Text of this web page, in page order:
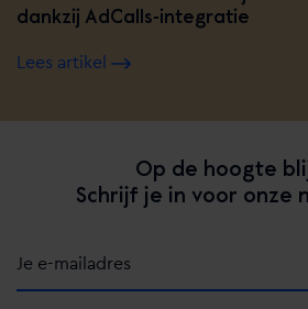
dankzij AdCalls-integratie
Lees artikel
Op de hoogte
Schrijf je in voor onze